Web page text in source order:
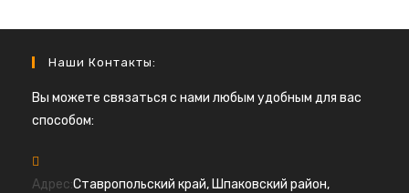
Наши Контакты:
Вы можете связаться с нами любым удобным для вас
способом:
Адрес:Ставропольский край, Шпаковский район,